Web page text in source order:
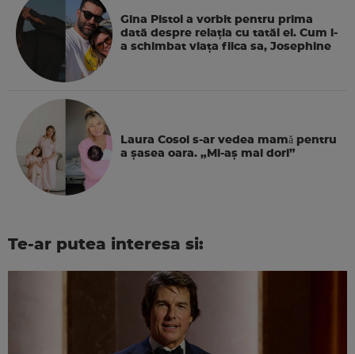
Gina Pistol a vorbit pentru prima
dată despre relația cu tatăl ei. Cum i-
a schimbat viața fiica sa, Josephine
Laura Cosoi s-ar vedea mamǎ pentru
a şasea oara. „Mi-aș mai dori”
Te-ar putea interesa si: